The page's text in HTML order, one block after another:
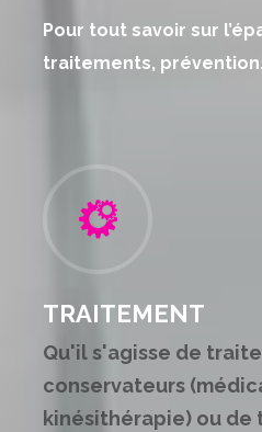
Pour tout savoir sur
traitements, prévention.
TRAITEMENT
Qu'il s'agisse de
conservateurs
kinésithérapie) ou de